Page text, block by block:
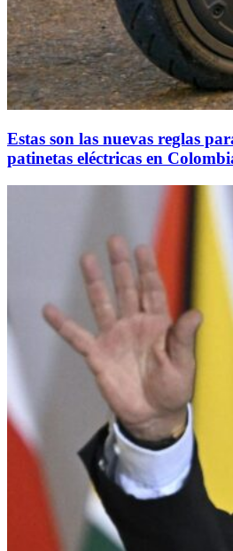
Estas son las nuevas reglas
patinetas eléctricas en